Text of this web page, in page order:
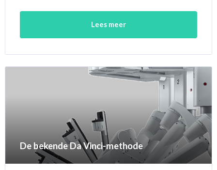
Lees meer
De bekende Da Vinci-methode